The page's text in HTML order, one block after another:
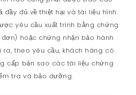
đầy đủ về thiệt hại và tài liệu hình
yêu cầu xuất trình bằng chứng
hoặc chứng nhận bảo hành
ra, theo yêu cầu, khách hàng có
cấp bản sao các tài liệu chứng
tra và bảo dưỡng.